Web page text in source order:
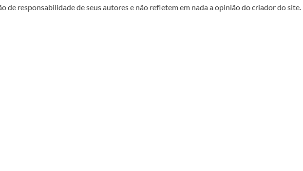
de responsabilidade de seus autores e não refletem em nada a opinião do criador do site.